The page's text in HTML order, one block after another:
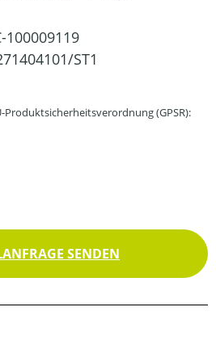
100009119
ST1
Produktsicherheitsverordnung (GPSR):
SENDEN